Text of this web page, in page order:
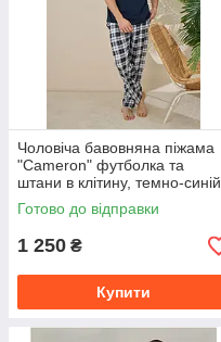
Чоловіча бавовняна піжама
"Cameron" футболка та
штани в клітину, темно-синій
Готово до відправки
1 250 ₴
Купити